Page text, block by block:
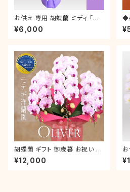
お供え 専用 胡蝶蘭 ミディ 「ア
マビリス」 2本立 ラッピング付き
お悔やみ お盆 初盆 新盆 喪中
¥6,000
◆
フ
付
胡蝶蘭 ギフト 御歳暮 お祝い 叙
勲 就任祝い ミディ ピンク 「オリ
バー」 3本立 ラッピング付き 誕
¥12,000
お
マ
お